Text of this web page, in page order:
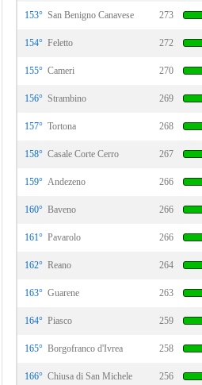
153° San Benigno Canavese 273
154° Feletto 272
155° Cameri 270
156° Strambino 269
157° Tortona 268
158° Casale Corte Cerro 267
159° Andezeno 266
160° Baveno 266
161° Pavarolo 266
162° Reano 264
163° Guarene 263
164° Piasco 259
165° Borgofranco d'Ivrea 258
166° Chiusa di San Michele 256